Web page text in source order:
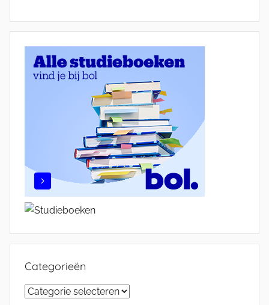
Categorieën
Categorieën